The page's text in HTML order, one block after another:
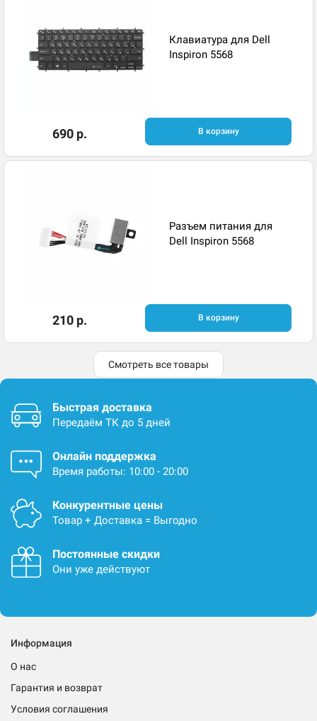
Клавиатура для Dell
Inspiron 5568
690 р. В корзину
Разъем питания для
Dell Inspiron 5568
210 р. В корзину
Смотреть все товары
Быстрая доставка
Передаём ТК до 5 дней
Онлайн поддержка
Время работы: 10:00 - 20:00
Конкурентные цены
Товар + Доставка = Выгодно
Постоянные скидки
Они уже действуют
Информация
О нас
Гарантия и возврат
Условия соглашения